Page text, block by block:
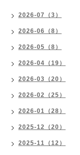
2026-07（3）
2026-06（8）
2026-05（8）
2026-04（19）
2026-03（20）
2026-02（25）
2026-01（28）
2025-12（20）
2025-11（12）